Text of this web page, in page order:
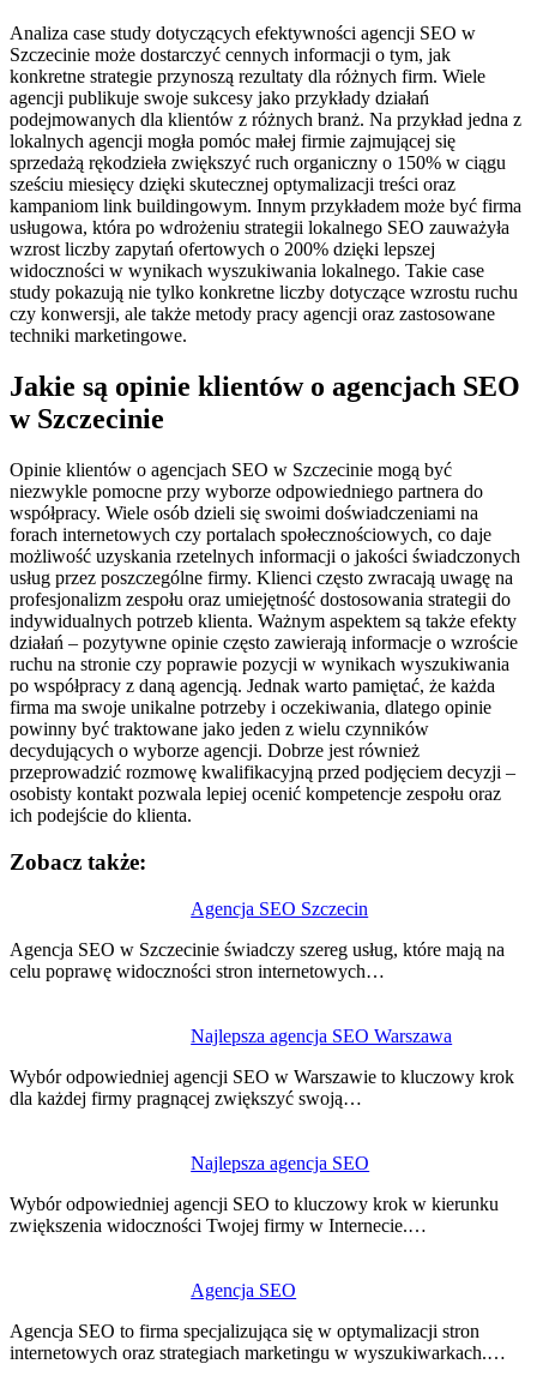
Analiza case study dotyczących efektywności agencji SEO w
Szczecinie może dostarczyć cennych informacji o tym, jak
konkretne strategie przynoszą rezultaty dla różnych firm. Wiele
agencji publikuje swoje sukcesy jako przykłady działań
podejmowanych dla klientów z różnych branż. Na przykład jedna z
lokalnych agencji mogła pomóc małej firmie zajmującej się
sprzedażą rękodzieła zwiększyć ruch organiczny o 150% w ciągu
sześciu miesięcy dzięki skutecznej optymalizacji treści oraz
kampaniom link buildingowym. Innym przykładem może być firma
usługowa, która po wdrożeniu strategii lokalnego SEO zauważyła
wzrost liczby zapytań ofertowych o 200% dzięki lepszej
widoczności w wynikach wyszukiwania lokalnego. Takie case
study pokazują nie tylko konkretne liczby dotyczące wzrostu ruchu
czy konwersji, ale także metody pracy agencji oraz zastosowane
techniki marketingowe.
Jakie są opinie klientów o agencjach SEO
w Szczecinie
Opinie klientów o agencjach SEO w Szczecinie mogą być
niezwykle pomocne przy wyborze odpowiedniego partnera do
współpracy. Wiele osób dzieli się swoimi doświadczeniami na
forach internetowych czy portalach społecznościowych, co daje
możliwość uzyskania rzetelnych informacji o jakości świadczonych
usług przez poszczególne firmy. Klienci często zwracają uwagę na
profesjonalizm zespołu oraz umiejętność dostosowania strategii do
indywidualnych potrzeb klienta. Ważnym aspektem są także efekty
działań – pozytywne opinie często zawierają informacje o wzroście
ruchu na stronie czy poprawie pozycji w wynikach wyszukiwania
po współpracy z daną agencją. Jednak warto pamiętać, że każda
firma ma swoje unikalne potrzeby i oczekiwania, dlatego opinie
powinny być traktowane jako jeden z wielu czynników
decydujących o wyborze agencji. Dobrze jest również
przeprowadzić rozmowę kwalifikacyjną przed podjęciem decyzji –
osobisty kontakt pozwala lepiej ocenić kompetencje zespołu oraz
ich podejście do klienta.
Zobacz także:
Agencja SEO Szczecin
Agencja SEO w Szczecinie świadczy szereg usług, które mają na
celu poprawę widoczności stron internetowych…
Najlepsza agencja SEO Warszawa
Wybór odpowiedniej agencji SEO w Warszawie to kluczowy krok
dla każdej firmy pragnącej zwiększyć swoją…
Najlepsza agencja SEO
Wybór odpowiedniej agencji SEO to kluczowy krok w kierunku
zwiększenia widoczności Twojej firmy w Internecie.…
Agencja SEO
Agencja SEO to firma specjalizująca się w optymalizacji stron
internetowych oraz strategiach marketingu w wyszukiwarkach.…
wpisu